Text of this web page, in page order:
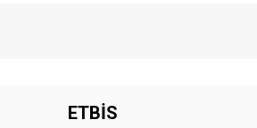
ETBİS